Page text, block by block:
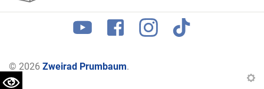
© 2026 Zweirad Prumbaum.